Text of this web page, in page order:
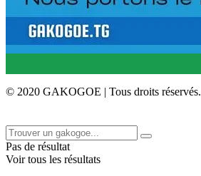
© 2020 GAKOGOE | Tous droits réservés.
Pas de résultat
Voir tous les résultats